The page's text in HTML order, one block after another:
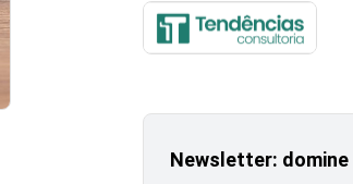
Newsletter: